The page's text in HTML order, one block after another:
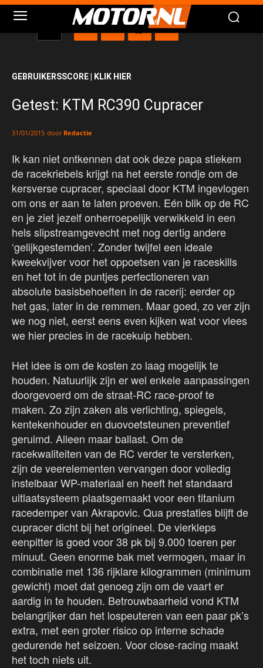
GEBRUIKERSSCORE | KLIK HIER
Getest: KTM RC390 Cupracer
31/01/2015 door Redactie
Ik kan niet ontkennen dat ook deze papa stiekem
de racekriebels krijgt na het eerste rondje om de
kersverse cupracer, speciaal door KTM ingevlogen
om ons er aan te laten proeven. Eén blik op de RC
en je ziet jezelf onherroepelijk verwikkeld in een
hels slipstreamgevecht met nog dertig andere
‘gelijkgestemden’. Zonder twijfel een ideale
kweekvijver voor het oppoetsen van je raceskills
en het tot in de puntjes perfectioneren van
absolute basisbehoeften in de racerij: eerder op
het gas, later in de remmen. Maar goed, zo ver zijn
we nog niet, eerst eens even kijken wat voor vlees
we hier precies in de racekuip hebben.
Het idee is om de kosten zo laag mogelijk te
houden. Natuurlijk zijn er wel enkele aanpassingen
doorgevoerd om de straat-RC race-proof te
maken. Zo zijn zaken als verlichting, spiegels,
kentekenhouder en duovoetsteunen preventief
geruimd. Alleen maar ballast. Om de
racekwaliteiten van de RC verder te versterken,
zijn de veerelementen vervangen door volledig
instelbaar WP-materiaal en heeft het standaard
uitlaatsysteem plaatsgemaakt voor een titanium
racedemper van Akrapovic. Qua prestaties blijft de
cupracer dicht bij het origineel. De vierkleps
eenpitter is goed voor 38 pk bij 9.000 toeren per
minuut. Geen enorme bak met vermogen, maar in
combinatie met 136 rijklare kilogrammen (minimum
gewicht) moet dat genoeg zijn om de vaart er
aardig in te houden. Betrouwbaarheid vond KTM
belangrijker dan het lospeuteren van een paar pk’s
extra, met een groter risico op interne schade
gedurende het seizoen. Voor close-racing maakt
het toch niets uit.